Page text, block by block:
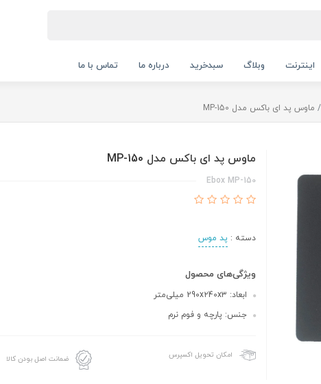
اینترنت وبلاگ سبدخرید درباره ما تماس با ما
ماوس پد ای باکس مدل MP-150
ماوس پد ای باکس مدل MP-150
Ebox MP-150
دسته : پد موس
ویژگی‌های محصول
ابعاد: 29۰x۲4۰x۳ میلی‌متر
جنس: پارچه و فوم نرم
امکان تحویل اکسپرس ضمانت اصل بودن کالا